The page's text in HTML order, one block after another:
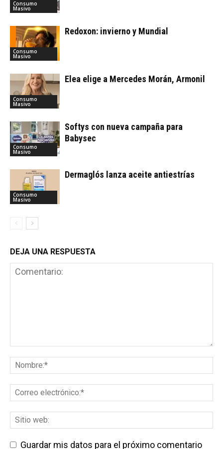
Consumo
Masivo
Consumo
Masivo
Redoxon: invierno y Mundial
Consumo
Masivo
Elea elige a Mercedes Morán, Armonil
Consumo
Masivo
Softys con nueva campaña para
Babysec
Consumo
Masivo
Dermaglós lanza aceite antiestrías
DEJA UNA RESPUESTA
Guardar mis datos para el próximo comentario